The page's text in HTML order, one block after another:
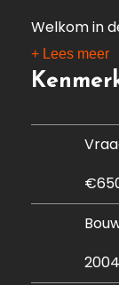
Welkom in
overspoeld
ramen, die
maken
eyecatcher
uitgevoerd
benodigde
het kan
zithoek.
+ Lees meer
2004